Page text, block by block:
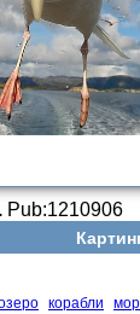
Pub:1210906
корабли